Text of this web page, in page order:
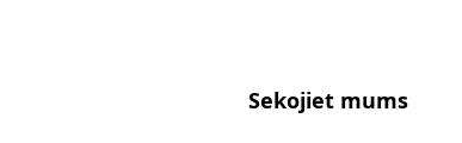
Sekojiet mums